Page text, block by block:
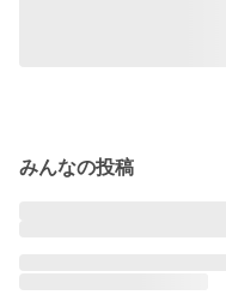
みんなの投稿